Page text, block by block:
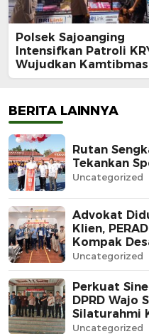
Polsek Sajoanging
Intensifkan Patroli
Wujudkan Kamtibmas
yang Aman dan
BERITA LAINNYA
Rutan
Tekankan
Uncategorized
Advokat
Klien,
Kompak
Dugaan
Uncategorized
Perkuat
DPRD Wajo
Silaturahmi
Uncategorized